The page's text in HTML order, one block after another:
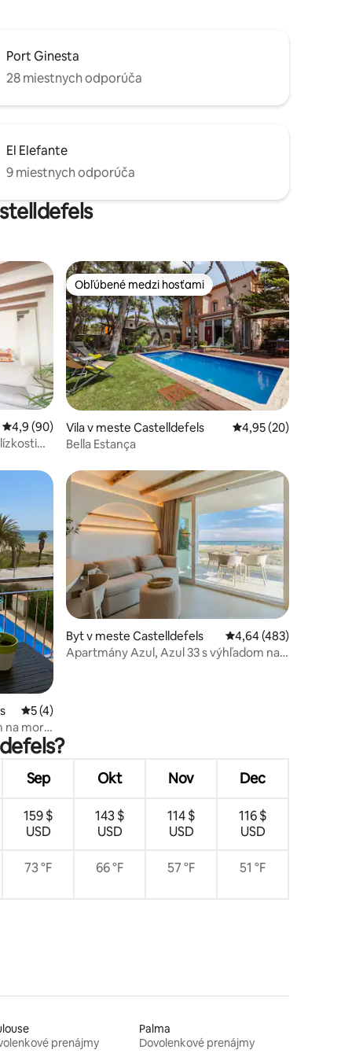
Port Ginesta
28 miestnych odporúča
El Elefante
9 miestnych odporúča
63
Priemerné ohodnotenie 4,9 z 5, počet hodnotení: 90
4,9 (90)
Obľúbené medzi hosťami
Obľúbené medzi hosťami
Vila v meste Castelldefels Priemerné
4,95 (20)
Bella Estança
15
Priemerné ohodnotenie 5 z 5, počet hodnotení: 4
5 (4)
na more
Byt v meste Castelldefels Priemerné
4,64 (483)
Apartmány Azul, Azul 33 s výhľadom na
Sep Okt Nov Dec
159 $
USD
143 $
USD
114 $
USD
116 $
USD
73 °F 66 °F 57 °F 51 °F
prenájmy
Palma
Dovolenkové prenájmy